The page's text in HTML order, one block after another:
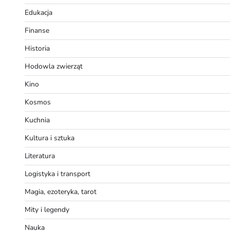
Edukacja
Finanse
Historia
Hodowla zwierząt
Kino
Kosmos
Kuchnia
Kultura i sztuka
Literatura
Logistyka i transport
Magia, ezoteryka, tarot
Mity i legendy
Nauka